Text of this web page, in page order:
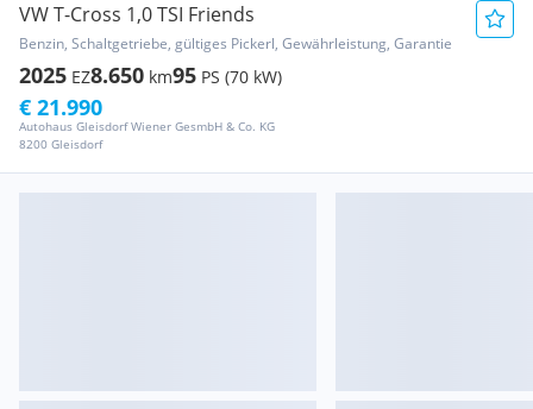
VW T-Cross 1,0 TSI Friends
Benzin, Schaltgetriebe, gültiges Pickerl, Gewährleistung, Garantie
2025 EZ8.650 km95 PS (70 kW)
Autohaus Gleisdorf Wiener GesmbH & Co. KG
8200 Gleisdorf
€ 21.990